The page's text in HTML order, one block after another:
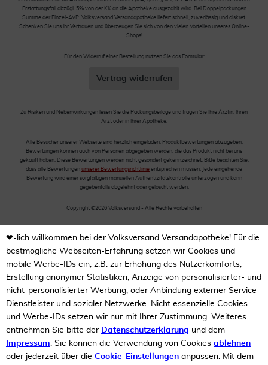
Erstattungsfall abzügl. 5% von der KK an die Apotheke ausgezahlt wird. Bei Doppelpackungen
Summe der Einzel-AVP. Volksversand Versandapotheke liefert schnell, zuverlässig und diskret.
Schenken Sie uns Ihr Vertrauen und überzeugen Sie sich von den vielen Vorteilen unseres Online-
Shops!
Für den Widerruf einer Bestellung nutzen Sie das Formular:
Vertrag widerrufen
Zu Risiken und Nebenwirkungen lesen Sie die Packungsbeilage und fragen Sie Ihre Ärztin, Ihren
Arzt oder in Ihrer Apotheke.
Alle Besucher unserer Webseite sind herzlich eingeladen, Produktbewertungen abzugeben.
Bewertungen können auch von Personen abgegeben werden, die das Produkt nicht bei uns
gekauft haben. Diese Bewertungen werden nicht gesondert gekennzeichnet. Bitte beachten Sie,
dass alle Bewertungen unserer Bewertungsrichtlinie entsprechen müssen. Jede eingehende
Bewertung wird einer sorgfältigen manuellen Authentizitätskontrolle unterzogen und kann
gegebenfalls abgelehnt oder gelöscht werden.
Copyright ©2026 Volksversand - Alle Rechte vorbehalten
❤-lich willkommen bei der Volksversand Versandapotheke! Für die
bestmögliche Webseiten-Erfahrung setzen wir Cookies und
mobile Werbe-IDs ein, z.B. zur Erhöhung des Nutzerkomforts,
Erstellung anonymer Statistiken, Anzeige von personalisierter- und
nicht-personalisierter Werbung, oder Anbindung externer Service-
Dienstleister und sozialer Netzwerke. Nicht essenzielle Cookies
und Werbe-IDs setzen wir nur mit Ihrer Zustimmung. Weiteres
entnehmen Sie bitte der Datenschutzerklärung und dem
Impressum. Sie können die Verwendung von Cookies ablehnen
oder jederzeit über die Cookie-Einstellungen anpassen. Mit dem